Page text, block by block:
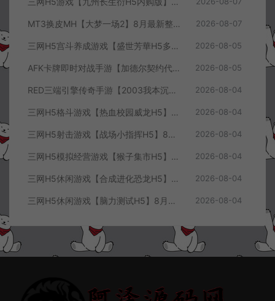
MT3换皮MH【大梦一场2】8月最新整理Linux手工服务端+源码+管理后台+安卓苹果双端+详细搭建教程+视频教程 2026-08-07
三网H5宫斗养成游戏【盛世芳華H5多区跨服代金券内购优化版】8月最新整理Linux手工服务端+CDK授权后台+全资源安卓+详细搭建教程+视频教程 2026-08-05
AFK卡牌即时对战手游【加德尔契约代金券内购修复版】8月最新整理Linux手工服务端+前后端全套源码+CDK授权后台+安卓苹果双端+详细搭建教程+视频教程 2026-08-05
RED三端引擎传奇手游【2003我本沉默三职业】8月最新整理Win一键服务端+PC安卓+详细搭建教程 2026-08-04
三网H5格斗游戏【热血校园威龙H5】8月最新整理Linux手工服务端+Win一键服务端+解压即玩+简易安卓客户端+详细搭建教程 2026-08-04
三网H5射击游戏【战场小指挥H5】8月最新整理Linux手工服务端+Win一键服务端+解压即玩+简易安卓客户端+详细搭建教程 2026-08-04
三网H5模拟经营游戏【猴子集市H5】8月最新整理Linux手工服务端+Win一键服务端+解压即玩+简易安卓客户端+详细搭建教程 2026-08-04
三网H5休闲游戏【合成进化恐龙H5】8月最新整理Linux手工服务端+Win一键服务端+解压即玩+简易安卓客户端+详细搭建教程 2026-08-04
三网H5休闲游戏【脑力测试H5】8月最新整理Linux手工服务端+Win一键服务端+解压即玩+简易安卓客户端+详细搭建教程 2026-08-04